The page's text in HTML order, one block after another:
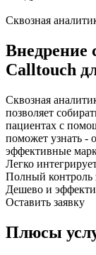
Сквозная
Внедрение
Calltouch
Сквозная
позволяет
пациентах с
поможет узнать -
эффективные
Легко
Полный контроль
Дешево и
Оставить заявку
Плюсы